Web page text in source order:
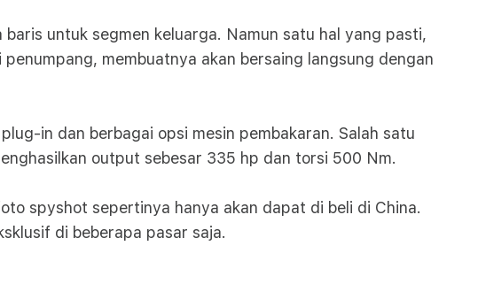
untuk segmen keluarga. Namun satu hal yang pasti,
membuatnya akan bersaing langsung dengan
in dan berbagai opsi mesin pembakaran. Salah satu
output sebesar 335 hp dan torsi 500 Nm.
spyshot sepertinya hanya akan dapat di beli di China.
di beberapa pasar saja.